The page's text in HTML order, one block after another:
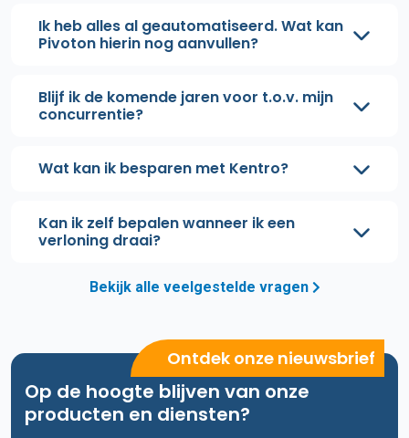
Ik heb alles al geautomatiseerd. Wat kan
Pivoton hierin nog aanvullen?
Blijf ik de komende jaren voor t.o.v. mijn
concurrentie?
Wat kan ik besparen met Kentro?
Kan ik zelf bepalen wanneer ik een
verloning draai?
Bekijk alle veelgestelde vragen
Ontdek onze nieuwsbrief
Op de hoogte blijven van onze
producten en diensten?